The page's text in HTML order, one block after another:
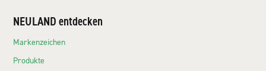
NEULAND entdecken
Markenzeichen
Produkte